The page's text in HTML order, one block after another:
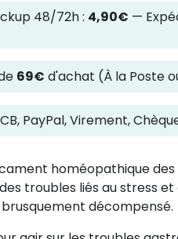
48/72h : 4,90€ —
69€ d'achat (À la Poste
PayPal, Virement,
homéopathique
troubles liés au stress et
décompensé.